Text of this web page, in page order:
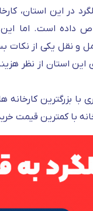
در این
داده است. اما
نقل یکی از نکات
استان از نظر
بزرگترین کارخانه
با کمترین قیمت